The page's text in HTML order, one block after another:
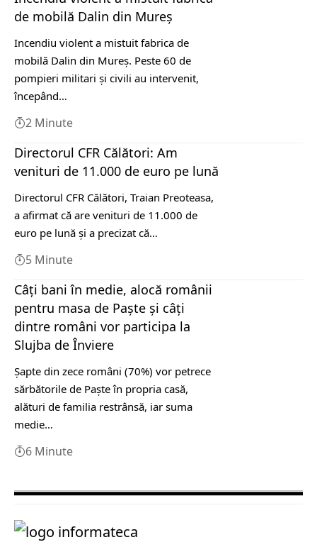
de mobilă Dalin din Mureș
Incendiu violent a mistuit fabrica de
mobilă Dalin din Mureș. Peste 60 de
pompieri militari şi civili au intervenit,
începând…
2 Minute
Directorul CFR Călători: Am
venituri de 11.000 de euro pe lună
Directorul CFR Călători, Traian Preoteasa,
a afirmat că are venituri de 11.000 de
euro pe lună şi a precizat că…
5 Minute
Câți bani în medie, alocă românii
pentru masa de Paște și câți
dintre români vor participa la
Slujba de Înviere
Şapte din zece români (70%) vor petrece
sărbătorile de Paşte în propria casă,
alături de familia restrânsă, iar suma
medie…
6 Minute